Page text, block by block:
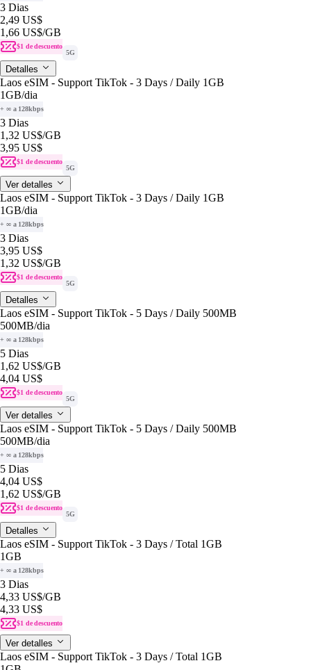
3 Dias
2,49 US$
1,66 US$/GB
$1 de descuento
5G
Detalles
Laos eSIM - Support TikTok - 3 Days / Daily 1GB
1GB/dia
+ ∞ a 128kbps
3 Dias
1,32 US$/GB
3,95 US$
$1 de descuento
5G
Ver detalles
Laos eSIM - Support TikTok - 3 Days / Daily 1GB
1GB/dia
+ ∞ a 128kbps
3 Dias
3,95 US$
1,32 US$/GB
$1 de descuento
5G
Detalles
Laos eSIM - Support TikTok - 5 Days / Daily 500MB
500MB/dia
+ ∞ a 128kbps
5 Dias
1,62 US$/GB
4,04 US$
$1 de descuento
5G
Ver detalles
Laos eSIM - Support TikTok - 5 Days / Daily 500MB
500MB/dia
+ ∞ a 128kbps
5 Dias
4,04 US$
1,62 US$/GB
$1 de descuento
5G
Detalles
Laos eSIM - Support TikTok - 3 Days / Total 1GB
1GB
+ ∞ a 128kbps
3 Dias
4,33 US$/GB
4,33 US$
$1 de descuento
Ver detalles
Laos eSIM - Support TikTok - 3 Days / Total 1GB